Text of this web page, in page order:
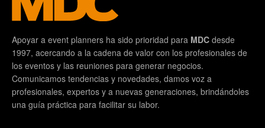
Apoyar a event planners ha sido prioridad para MDC desde
1997, acercando a la cadena de valor con los profesionales de
los eventos y las reuniones para generar negocios.
Comunicamos tendencias y novedades, damos voz a
profesionales, expertos y a nuevas generaciones, brindándoles
una guía práctica para facilitar su labor.